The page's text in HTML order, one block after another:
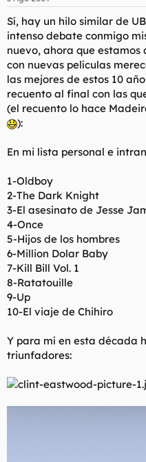
d
e
l
t
e
a
Sí, hay un hilo similar de
intenso debate conmigo
nuevo, ahora que
con nuevas películas
las mejores de estos 10
recuento al final con las
(el recuento lo hace
):
En mi lista personal e
1-Oldboy
2-The Dark Knight
3-El asesinato de Jesse
4-Once
5-Hijos de los hombres
6-Million Dolar Baby
7-Kill Bill Vol. 1
8-Ratatouille
9-Up
10-El viaje de Chihiro
Y para mí en esta década
triunfadores: